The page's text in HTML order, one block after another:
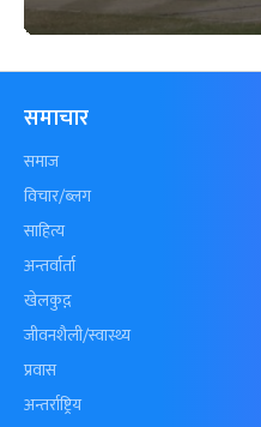
समाचार
समाज
विचार/ब्लग
साहित्य
अन्तर्वार्ता
खेलकुद़़
जीवनशैली/स्वास्थ्य
प्रवास
अन्तर्राष्ट्रिय